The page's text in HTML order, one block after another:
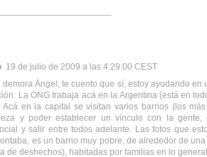
19 de julio de 2009 a las 4:29:00 CEST
demora Ángel, te cuento que sí, estoy ayudando
La ONG trabaja acá en la Argentina (está en
Acá en la capital se visitan varios barrios (los
y poder establecer un vínculo con la
y salir entre todos adelante. Las fotos que
es un barrio muy pobre, de alrededor de
de deshechos), habitadas por familias en lo